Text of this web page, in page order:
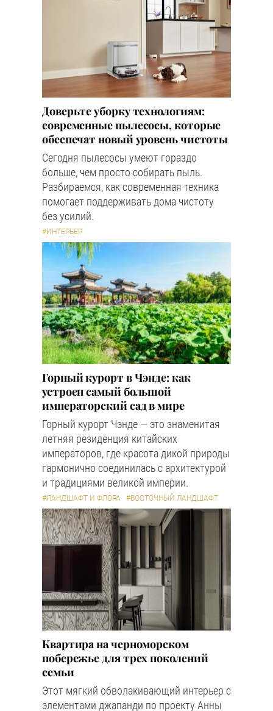
Доверьте уборку технологиям:
современные пылесосы, которые
обеспечат новый уровень чистоты
Сегодня пылесосы умеют гораздо
больше, чем просто собирать пыль.
Разбираемся, как современная техника
помогает поддерживать дома чистоту
без усилий.
#ИНТЕРЬЕР
Горный курорт в Чэнде: как
устроен самый большой
императорский сад в мире
Горный курорт Чэнде — это знаменитая
летняя резиденция китайских
императоров, где красота дикой природы
гармонично соединилась с архитектурой
и традициями великой империи.
#ЛАНДШАФТ И ФЛОРА #ВОСТОЧНЫЙ ЛАНДШАФТ
Квартира на черноморском
побережье для трех поколений
семьи
Этот мягкий обволакивающий интерьер с
элементами джапанди по проекту Анны